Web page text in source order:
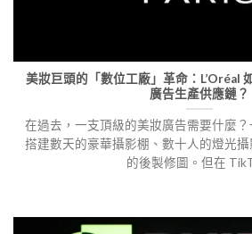
美妝巨頭的「數位工廠」革命：L’Oréal
廣告生產供應鏈？
在過去，一支頂級的美妝廣告需要什麼
搭建數天的豪華攝影棚、數十人的燈光
的後製修圖。但在